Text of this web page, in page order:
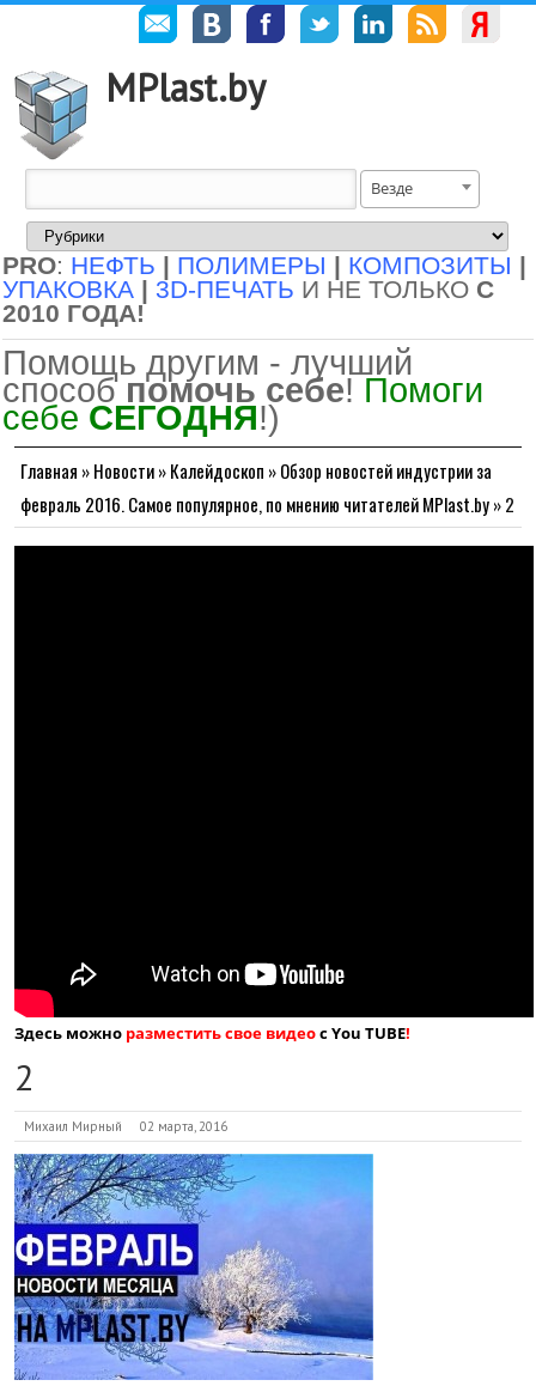
MPlast.by
Везде
PRO: НЕФТЬ | ПОЛИМЕРЫ | КОМПОЗИТЫ |
УПАКОВКА | 3D-ПЕЧАТЬ И НЕ ТОЛЬКО С
2010 ГОДА!
Помощь другим - лучший
способ помочь себе! Помоги
себе СЕГОДНЯ!)
Главная »Новости»Калейдоскоп »Обзор новостей индустрии за
февраль 2016. Самое популярное, по мнению читателей MPlast.by»2
Здесь можно разместить свое видеос You TUBE!
2
Михаил Мирный 02 марта, 2016